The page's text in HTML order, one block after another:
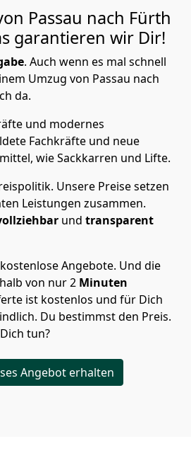
Passau nach Fürth
garantieren wir Dir!
. Auch wenn es mal schnell
Umzug von Passau nach
da.
und modernes
Fachkräfte und neue
wie Sackkarren und Lifte.
Unsere Preise setzen
Leistungen zusammen.
und transparent
Angebote. Und die
von nur2 Minuten
ist kostenlos und für Dich
Du bestimmst den Preis.
tun?
Angebot erhalten